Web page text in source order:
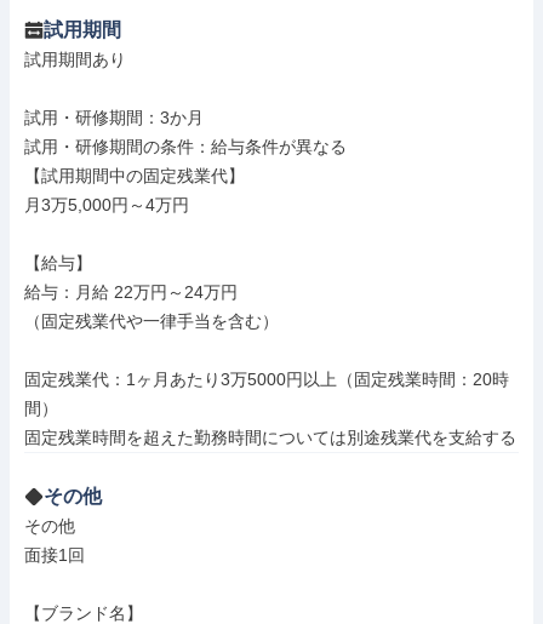
試用期間
試用期間あり
試用・研修期間：3か月
試用・研修期間の条件：給与条件が異なる
【試用期間中の固定残業代】
月3万5,000円～4万円
【給与】
給与：月給 22万円～24万円
（固定残業代や一律手当を含む）
固定残業代：1ヶ月あたり3万5000円以上（固定残業時間：20時
間）
その他
その他
面接1回
【ブランド名】